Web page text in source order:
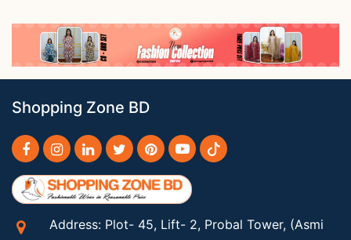
Shopping Zone BD
Address: Plot- 45, Lift- 2, Probal Tower, (Asmi